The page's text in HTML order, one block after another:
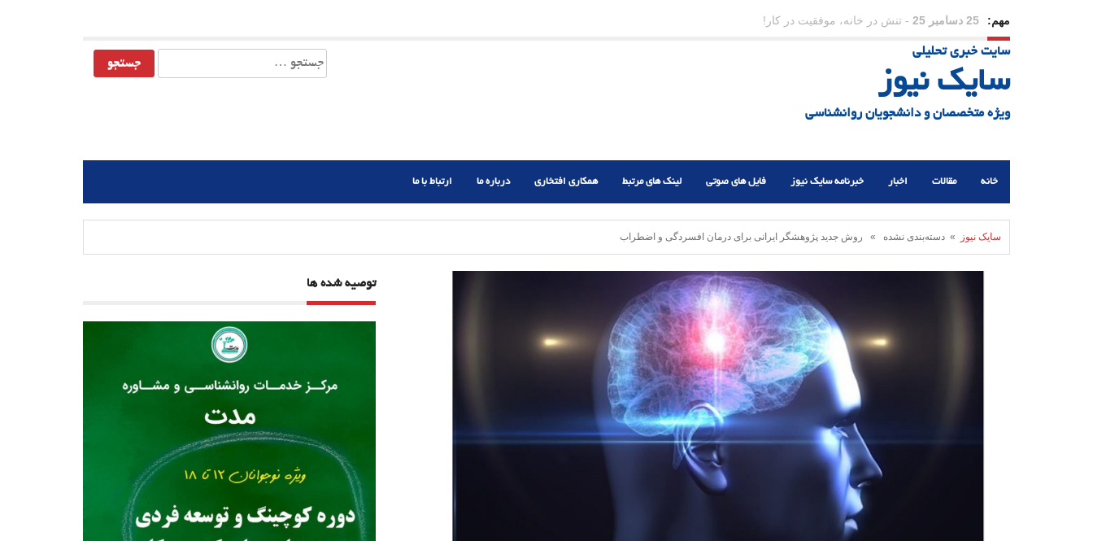
مهم: 23 دسامبر 25 - چرا اراده می‌کنیم ولی شکست می‌خوریم؟
21 دسامبر 25
سایت خبری تحلیلی
سایک نیوز
ویژه متخصصان و دانشجویان روانشناسی
جستجو
برای:
خانه مقالات اخبار خبرنامه سایک نیوز فایل های صوتی لینک های مرتبط همکاری افتخاری درباره ما ارتباط با ما
سایک نیوز » دسته‌بندی نشده » روش جدید پژوهشگر ایرانی برای درمان افسردگی و اضطراب
توصیه شده ها